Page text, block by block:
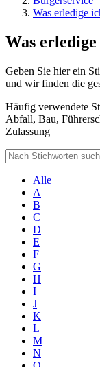
Was erledige
Was
Geben Sie hier ein
und wir finden die
Häufig verwendete
Abfall, Bau,
Zulassung
Alle
A
B
C
D
E
F
G
H
I
J
K
L
M
N